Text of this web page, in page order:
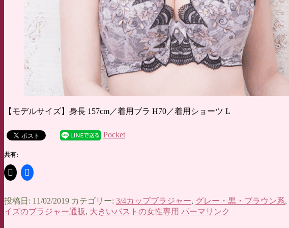
【モデルサイズ】身長 157cm／着用ブラ H70／着用ショーツ L
Pocket
共有:
投稿日: 11/02/2019 カテゴリー: 3/4カップブラジャー, グレー・黒・ブラウン系,
イズのブラジャー通販, 大きいバストの女性専用 パーマリンク